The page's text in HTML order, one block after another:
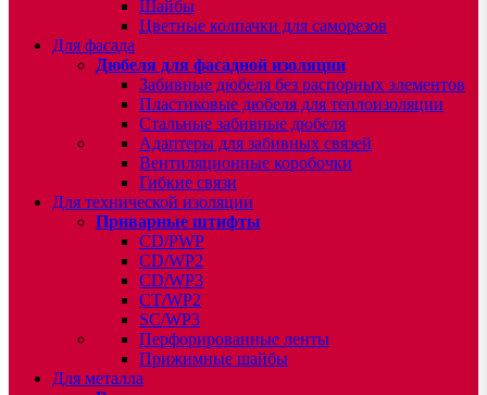
Шайбы
Цветные колпачки для саморезов
Для фасада
Дюбеля для фасадной изоляции
Забивные дюбеля без распорных элементов
Пластиковые дюбеля для теплоизоляции
Стальные забивные дюбеля
Адаптеры для забивных связей
Вентиляционные коробочки
Гибкие связи
Для технической изоляции
Приварные штифты
CD/PWP
CD/WP2
CD/WP3
CT/WP2
SC/WP3
Перфорированные ленты
Прижимные шайбы
Для металла